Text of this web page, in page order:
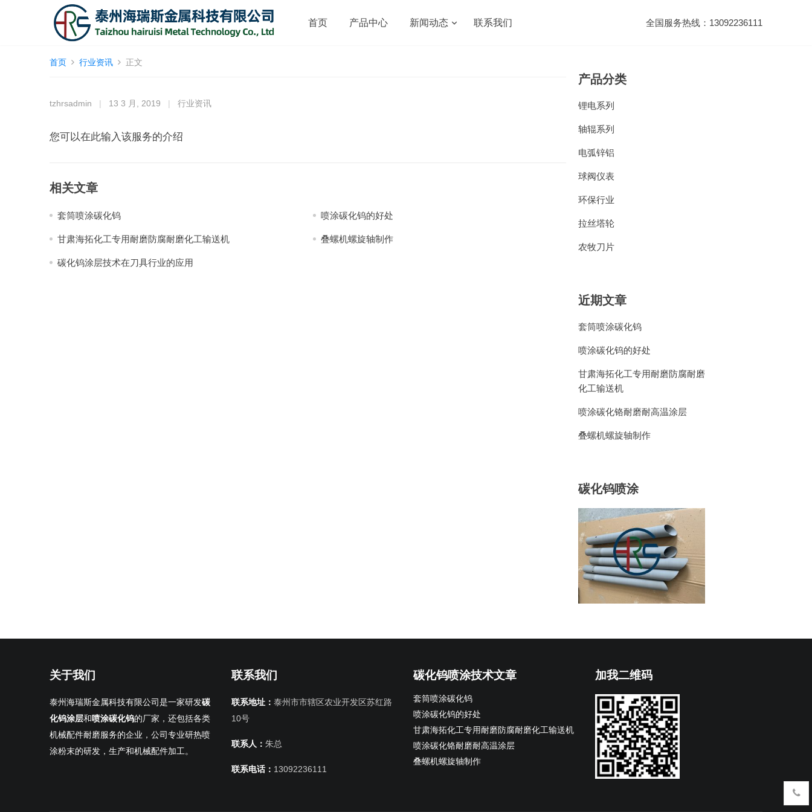
首页 产品中心 新闻动态 联系我们 全国服务热线：13092236111
首页 行业资讯 正文
tzhrsadmin 13 3 月, 2019 行业资讯
您可以在此输入该服务的介绍
相关文章
套筒喷涂碳化钨 喷涂碳化钨的好处
甘肃海拓化工专用耐磨防腐耐磨化工输送机 叠螺机螺旋轴制作
碳化钨涂层技术在刀具行业的应用
产品分类
锂电系列
轴辊系列
电弧锌铝
球阀仪表
环保行业
拉丝塔轮
农牧刀片
近期文章
套筒喷涂碳化钨
喷涂碳化钨的好处
甘肃海拓化工专用耐磨防腐耐磨
化工输送机
喷涂碳化铬耐磨耐高温涂层
叠螺机螺旋轴制作
碳化钨喷涂
关于我们
泰州海瑞斯金属科技有限公司是一家研发碳
化钨涂层和 喷涂碳化钨的厂家，还包括各类
机械配件耐磨服务的企业，公司专业研热喷
涂粉末的研发，生产和机械配件加工。
联系我们
联系地址： 泰州市市辖区农业开发区苏红路
10号
联系人： 朱总
联系电话： 13092236111
碳化钨喷涂技术文章
套筒喷涂碳化钨
喷涂碳化钨的好处
甘肃海拓化工专用耐磨防腐耐磨化工输送机
喷涂碳化铬耐磨耐高温涂层
叠螺机螺旋轴制作
加我二维码